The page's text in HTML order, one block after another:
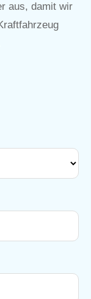
aus, damit wir